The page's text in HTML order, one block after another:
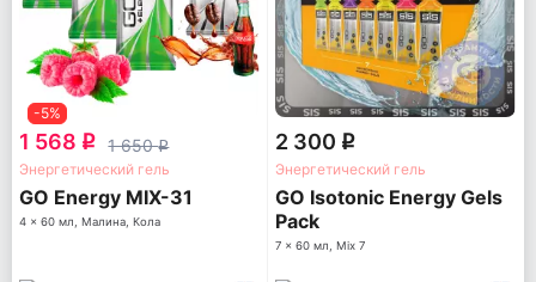
-5%
1 568 q 1 650q
Энергетический гель
GO Energy MIX-31
4 x 60 мл, Малина, Кола
2 300 q
Энергетический гель
GO Isotonic Energy Gels
Pack
7 x 60 мл, Mix 7